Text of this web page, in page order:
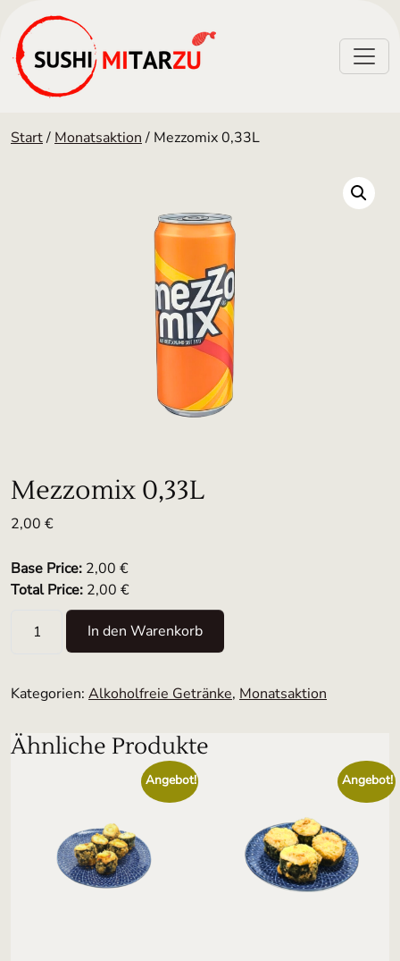
Start/ Monatsaktion/ Mezzomix 0,33L
Mezzomix 0,33L
2,00 €
Base Price: 2,00 €
Total Price: 2,00 €
Mezzomix 0,33L Menge
In den Warenkorb
Kategorien: Alkoholfreie Getränke, Monatsaktion
Ähnliche Produkte
Angebot! Angebot!